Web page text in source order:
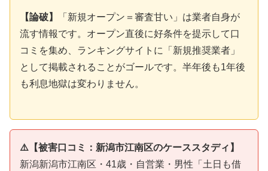
【論破】
「新規オープン＝審査甘い」は業者自身が
流す情報です。オープン直後に好条件を提示して口
コミを集め、ランキングサイトに「新規推奨業者」
として掲載されることがゴールです。半年後も1年後
も利息地獄は変わりません。
⚠️【被害口コミ：新潟市江南区のケーススタディ】
新潟新潟市江南区・41歳・自営業・男性「土日も借